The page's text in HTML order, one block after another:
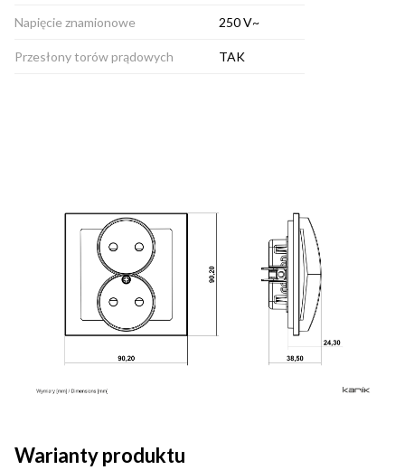
Napięcie znamionowe 250 V~
Przesłony torów prądowych TAK
Warianty produktu